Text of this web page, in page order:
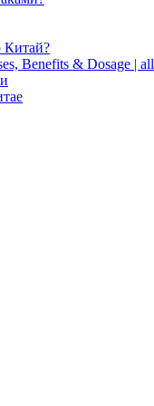
Китай?
Benefits & Dosage |